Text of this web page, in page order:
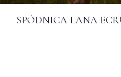
SPÓDNICA LANA